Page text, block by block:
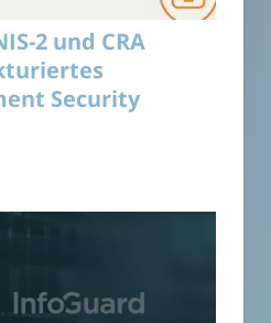
2 und CRA
Security